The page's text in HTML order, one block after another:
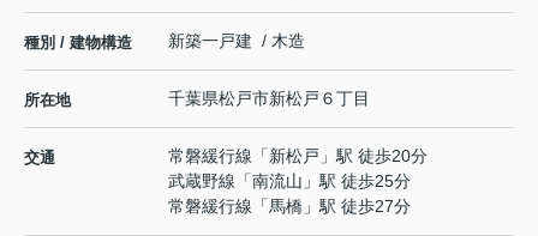
種別 / 建物構造 新築一戸建 / 木造
所在地 千葉県松戸市新松戸 ６丁目
交通 常磐緩行線 「新松戸 」駅 徒歩20分
武蔵野線 「南流山 」駅 徒歩25分
常磐緩行線 「馬橋 」駅 徒歩27分